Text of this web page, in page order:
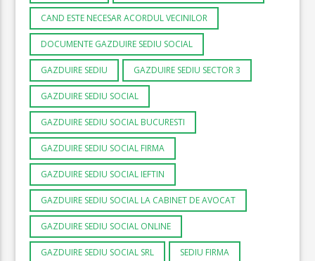
CAND ESTE NECESAR ACORDUL VECINILOR
DOCUMENTE GAZDUIRE SEDIU SOCIAL
GAZDUIRE SEDIU GAZDUIRE SEDIU SECTOR 3
GAZDUIRE SEDIU SOCIAL
GAZDUIRE SEDIU SOCIAL BUCURESTI
GAZDUIRE SEDIU SOCIAL FIRMA
GAZDUIRE SEDIU SOCIAL IEFTIN
GAZDUIRE SEDIU SOCIAL LA CABINET DE AVOCAT
GAZDUIRE SEDIU SOCIAL ONLINE
GAZDUIRE SEDIU SOCIAL SRL SEDIU FIRMA